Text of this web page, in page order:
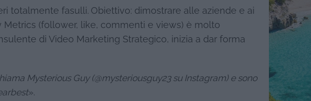
totalmente fasulli. Obiettivo: dimostrare alle aziende e ai
Metrics (follower, like, commenti e views) è molto
di Video Marketing Strategico, inizia a dar forma
Mysterious Guy (@mysteriousguy23 su Instagram) e sono
».